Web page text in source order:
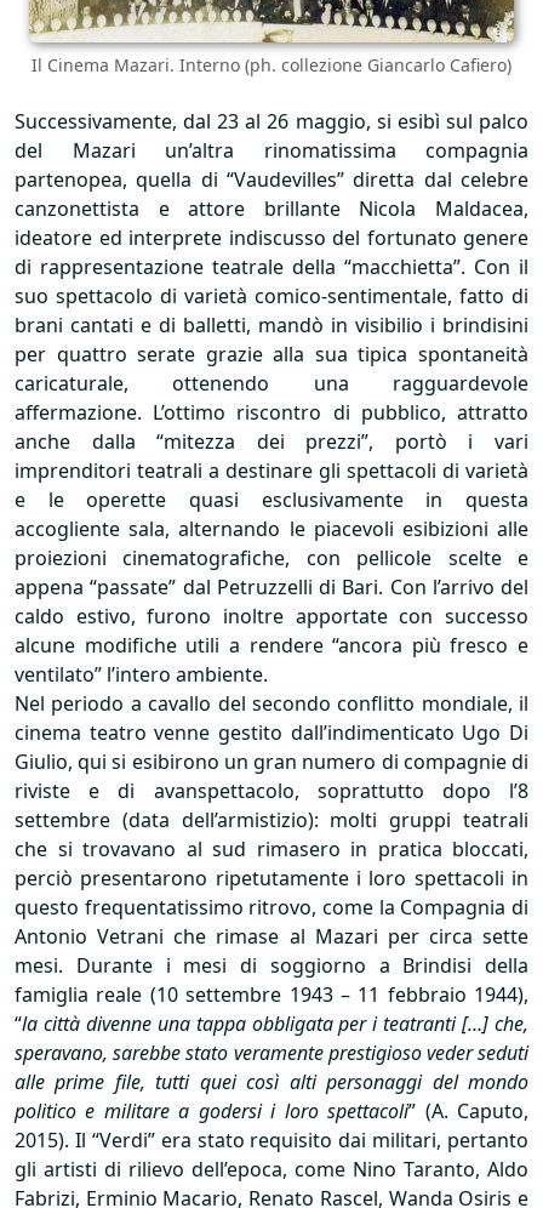
Il Cinema Mazari. Interno (ph. collezione Giancarlo Cafiero)
Successivamente, dal 23 al 26 maggio, si esibì sul palco
del Mazari un’altra rinomatissima compagnia
partenopea, quella di “Vaudevilles” diretta dal celebre
canzonettista e attore brillante Nicola Maldacea,
ideatore ed interprete indiscusso del fortunato genere
di rappresentazione teatrale della “macchietta”. Con il
suo spettacolo di varietà comico-sentimentale, fatto di
brani cantati e di balletti, mandò in visibilio i brindisini
per quattro serate grazie alla sua tipica spontaneità
caricaturale, ottenendo una ragguardevole
affermazione. L’ottimo riscontro di pubblico, attratto
anche dalla “mitezza dei prezzi”, portò i vari
imprenditori teatrali a destinare gli spettacoli di varietà
e le operette quasi esclusivamente in questa
accogliente sala, alternando le piacevoli esibizioni alle
proiezioni cinematografiche, con pellicole scelte e
appena “passate” dal Petruzzelli di Bari. Con l’arrivo del
caldo estivo, furono inoltre apportate con successo
alcune modifiche utili a rendere “ancora più fresco e
ventilato” l’intero ambiente.
Nel periodo a cavallo del secondo conflitto mondiale, il
cinema teatro venne gestito dall’indimenticato Ugo Di
Giulio, qui si esibirono un gran numero di compagnie di
riviste e di avanspettacolo, soprattutto dopo l’8
settembre (data dell’armistizio): molti gruppi teatrali
che si trovavano al sud rimasero in pratica bloccati,
perciò presentarono ripetutamente i loro spettacoli in
questo frequentatissimo ritrovo, come la Compagnia di
Antonio Vetrani che rimase al Mazari per circa sette
mesi. Durante i mesi di soggiorno a Brindisi della
famiglia reale (10 settembre 1943 – 11 febbraio 1944),
“la città divenne una tappa obbligata per i teatranti […] che,
speravano, sarebbe stato veramente prestigioso veder seduti
alle prime file, tutti quei così alti personaggi del mondo
politico e militare a godersi i loro spettacoli” (A. Caputo,
2015). Il “Verdi” era stato requisito dai militari, pertanto
gli artisti di rilievo dell’epoca, come Nino Taranto, Aldo
Fabrizi, Erminio Macario, Renato Rascel, Wanda Osiris e